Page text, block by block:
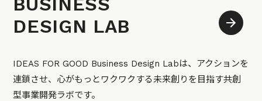
DESIGN LAB
IDEAS FOR GOOD Business Design Labは、アクションを
連鎖させ、心がもっとワクワクする未来創りを目指す共創
型事業開発ラボです。